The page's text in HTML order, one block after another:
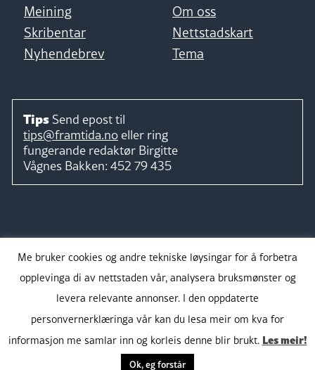
Meining
Om oss
Skribentar
Nettstadskart
Nyhendebrev
Tema
Tips Send epost til
tips@framtida.no eller ring
fungerande redaktør Birgitte
Vågnes Bakken: 452 79 435
Takk for støtta:
Me bruker cookies og andre tekniske løysingar for å forbetra
opplevinga di av nettstaden vår, analysera bruksmønster og
levera relevante annonser. I den oppdaterte
personvernerklæringa vår kan du lesa meir om kva for
informasjon me samlar inn og korleis denne blir brukt. Les meir!
Ok, eg forstår